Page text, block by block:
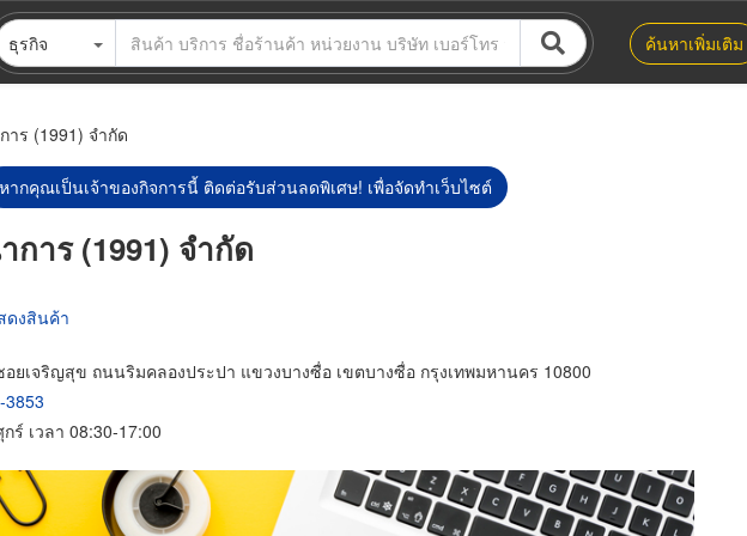
ธุรกิจ ค้นหาเพิ่มเติม
ร (1991) จำกัด
หากคุณเป็นเจ้าของกิจการนี้ ติดต่อรับส่วนลดพิเศษ! เพื่อจัดทำเว็บไซต์
าร (1991) จำกัด
ดงสินค้า
อยเจริญสุข ถนนริมคลองประปา แขวงบางซื่อ เขตบางซื่อ กรุงเทพมหานคร 10800
3853
ร์ เวลา 08:30-17:00